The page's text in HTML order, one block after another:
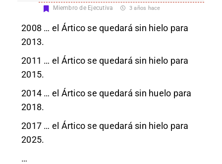
Miembro de Ejecutiva 3 años hace
2008 … el Ártico se quedará sin hielo para
2013.
2011 … el Ártico se quedará sin hielo para
2015.
2014 … el Ártico se quedará sin huelo para
2018.
2017 … el Ártico se quedará sin hielo para
2025.
…